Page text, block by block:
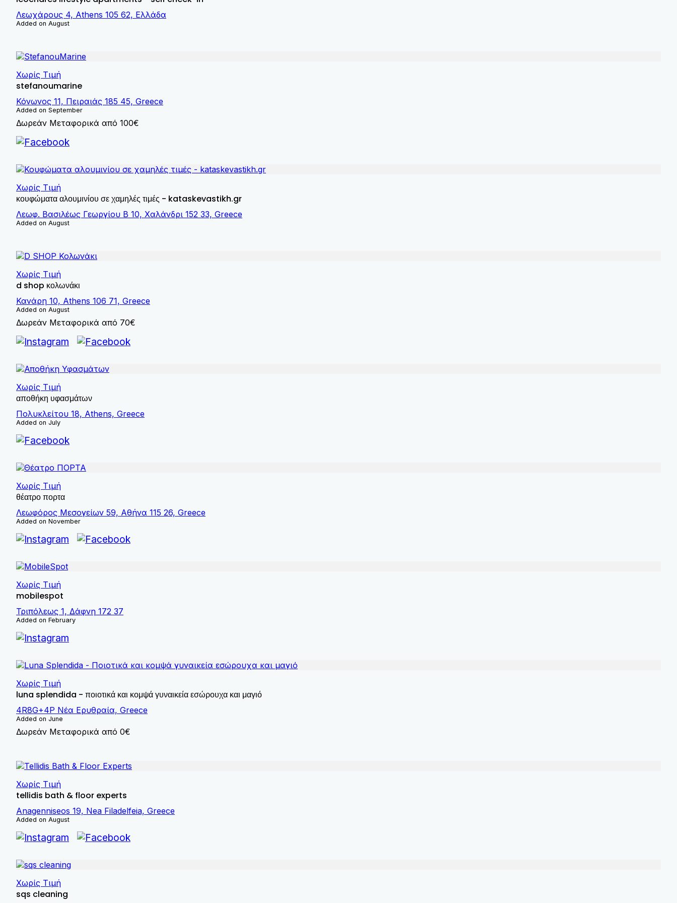
Λεωχάρους 4, Athens 105 62, Ελλάδα
Added on August
Χωρίς Τιμή
stefanoumarine
Κόνωνος 11, Πειραιάς 185 45, Greece
Added on September
Δωρεάν Μεταφορικά από 100€
Χωρίς Τιμή
κουφώματα αλουμινίου σε χαμηλές τιμές - kataskevastikh.gr
Λεωφ. Βασιλέως Γεωργίου B 10, Χαλάνδρι 152 33, Greece
Added on August
Χωρίς Τιμή
d shop κολωνάκι
Κανάρη 10, Athens 106 71, Greece
Added on August
Δωρεάν Μεταφορικά από 70€
Χωρίς Τιμή
αποθήκη υφασμάτων
Πολυκλείτου 18, Athens, Greece
Added on July
Χωρίς Τιμή
θέατρο πορτα
Λεωφόρος Μεσογείων 59, Αθήνα 115 26, Greece
Added on November
Χωρίς Τιμή
mobilespot
Τριπόλεως 1, Δάφνη 172 37
Added on February
Χωρίς Τιμή
luna splendida - ποιοτικά και κομψά γυναικεία εσώρουχα και μαγιό
4R8G+4P Νέα Ερυθραία, Greece
Added on June
Δωρεάν Μεταφορικά από 0€
Χωρίς Τιμή
tellidis bath & floor experts
Anagenniseos 19, Nea Filadelfeia, Greece
Added on August
Χωρίς Τιμή
sqs cleaning